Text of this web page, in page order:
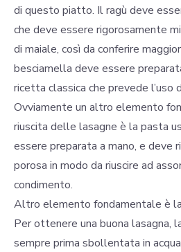
di questo piatto. Il ragù deve
che deve essere rigorosamente
di maiale, così da conferire
besciamella deve essere
ricetta classica che prevede l’uso
Ovviamente un altro elemento
riuscita delle lasagne è la pasta
essere preparata a mano, e deve
porosa in modo da riuscire ad
condimento.
Altro elemento fondamentale è
Per ottenere una buona lasagna,
sempre prima sbollentata in